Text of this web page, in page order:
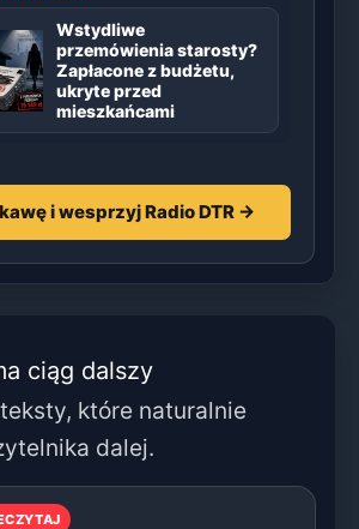
Wstydliwe
przemówienia starosty?
Zapłacone z budżetu,
ukryte przed
mieszkańcami
i wesprzyj Radio DTR →
ciąg dalszy
które naturalnie
dalej.